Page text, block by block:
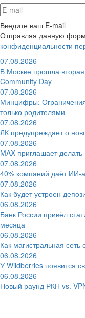
Введите ваш E-mail
Отправляя данную
конфиденциальности
07.08.2026
В Москве прошла
Community Day
07.08.2026
Минцифры:
только родителями
07.08.2026
ЛК предупреждает о
07.08.2026
MAX приглашает
07.08.2026
40% компаний даёт
07.08.2026
Как будет устроен
06.08.2026
Банк России привёл
месяца
06.08.2026
Как магистральная
06.08.2026
У Wildberries появится
06.08.2026
Новый раунд РКН vs.